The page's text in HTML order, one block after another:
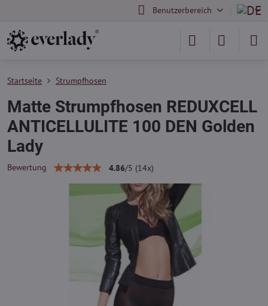
Benutzerbereich
Startseite Strumpfhosen
Matte Strumpfhosen REDUXCELL
ANTICELLULITE 100 DEN Golden
Lady
Bewertung 4.86/5 (14x)